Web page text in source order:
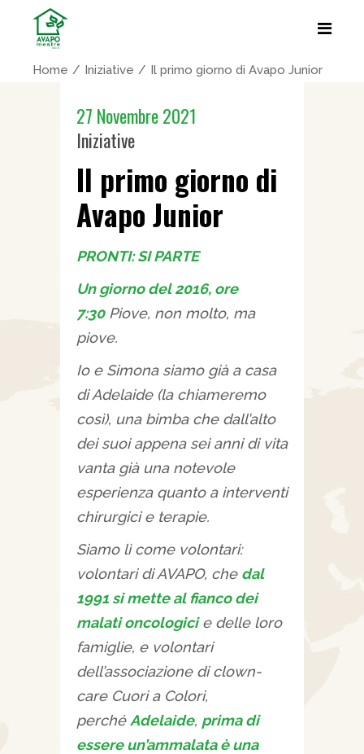
Home Iniziative Il primo giorno di Avapo Junior
27 Novembre 2021
Iniziative
Il primo giorno di
Avapo Junior
PRONTI: SI PARTE
Un giorno del 2016, ore
7:30Piove, non molto, ma
piove.
Io e Simona siamo già a casa
di Adelaide (la chiameremo
così), una bimba che dall’alto
dei suoi appena sei anni di vita
vanta già una notevole
esperienza quanto a interventi
chirurgici e terapie.
Siamo lì come volontari:
volontari di AVAPO, che dal
1991 si mette al fianco dei
malati oncologicie delle loro
famiglie, e volontari
dell’associazione di clown-
care Cuori a Colori,
perché Adelaide, prima di
essere un’ammalata è una